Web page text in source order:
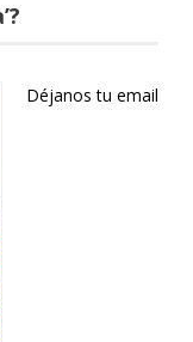
Déjanos tu email